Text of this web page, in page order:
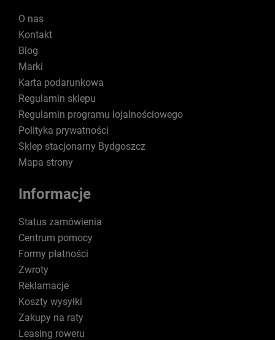
O nas
Kontakt
Blog
Marki
Karta podarunkowa
Regulamin sklepu
Regulamin programu lojalnościowego
Polityka prywatności
Sklep stacjonarny Bydgoszcz
Mapa strony
Informacje
Status zamówienia
Centrum pomocy
Formy płatności
Zwroty
Reklamacje
Koszty wysyłki
Zakupy na raty
Leasing roweru